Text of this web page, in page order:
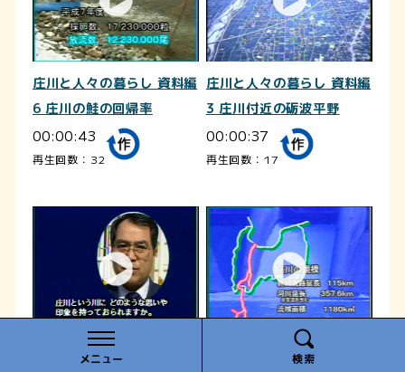
メニュー 検索
庄川と人々の暮らし 資料編
6 庄川の鮭の回帰率
00:00:43
再生回数：32
庄川と人々の暮らし 資料編
3 庄川付近の砺波平野
00:00:37
再生回数：17
庄川と人々の暮らし インタ
庄川と人々の暮らし 資料編